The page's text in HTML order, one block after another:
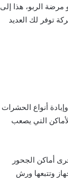
مرضة الربو، هذا إلى
توفر لك العديد
أنواع الحشرات
التي يصعب
أماكن الجحور
وتتبعها ورش